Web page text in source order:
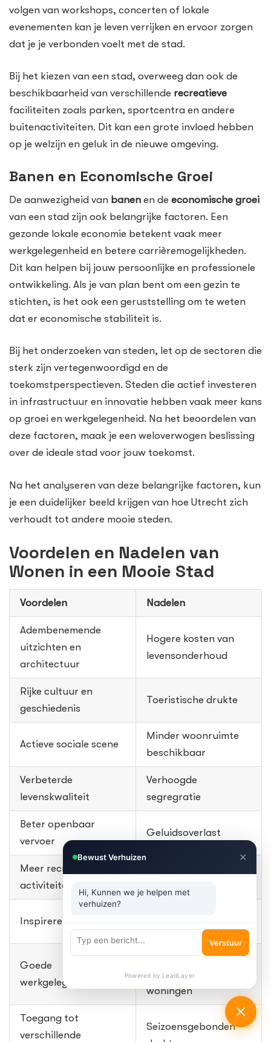
volgen van workshops, concerten of lokale
evenementen kan je leven verrijken en ervoor zorgen
dat je je verbonden voelt met de stad.
Bij het kiezen van een stad, overweeg dan ook de
beschikbaarheid van verschillende recreatieve
faciliteiten zoals parken, sportcentra en andere
buitenactiviteiten. Dit kan een grote invloed hebben
op je welzijn en geluk in de nieuwe omgeving.
Banen en Economische Groei
De aanwezigheid van banen en de economische groei
van een stad zijn ook belangrijke factoren. Een
gezonde lokale economie betekent vaak meer
werkgelegenheid en betere carrièremogelijkheden.
Dit kan helpen bij jouw persoonlijke en professionele
ontwikkeling. Als je van plan bent om een gezin te
stichten, is het ook een geruststelling om te weten
dat er economische stabiliteit is.
Bij het onderzoeken van steden, let op de sectoren die
sterk zijn vertegenwoordigd en de
toekomstperspectieven. Steden die actief investeren
in infrastructuur en innovatie hebben vaak meer kans
op groei en werkgelegenheid. Na het beoordelen van
deze factoren, maak je een weloverwogen beslissing
over de ideale stad voor jouw toekomst.
Na het analyseren van deze belangrijke factoren, kun
je een duidelijker beeld krijgen van hoe Utrecht zich
verhoudt tot andere mooie steden.
Voordelen en Nadelen van
Wonen in een Mooie Stad
Voordelen Nadelen
Adembenemende
uitzichten en
architectuur
Hogere kosten van
levensonderhoud
Rijke cultuur en
geschiedenis
Toeristische drukte
Actieve sociale scene
Minder woonruimte
beschikbaar
Verbeterde
levenskwaliteit
Verhoogde
segregratie
Beter openbaar
vervoer
Geluidsoverlast
Meer recreatieve
activiteiten
Inspirerende sfeer
parkeermogelijkheden
Goede
werkgelegenheid
Verhoogde
concurrentie om
woningen
Toegang tot
verschillende
Seizoensgebonden
Bewust Verhuizen ✕
Hi, Kunnen we je helpen met
verhuizen?
Verstuur
Powered by LeadLayer